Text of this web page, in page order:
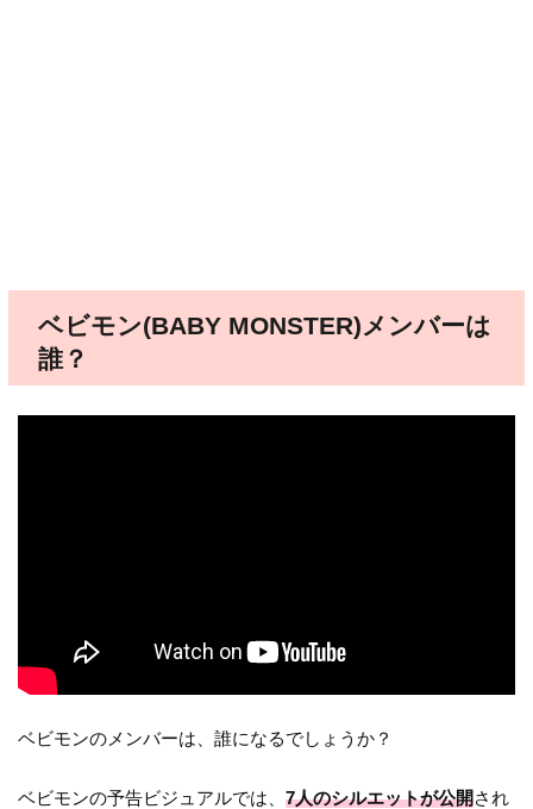
ベビモン(BABY MONSTER)メンバーは
誰？
ベビモンのメンバーは、誰になるでしょうか？
ベビモンの予告ビジュアルでは、7人のシルエットが公開され